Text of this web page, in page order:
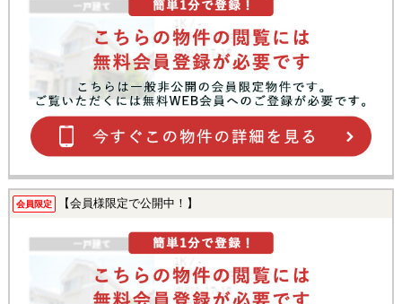
会員限定 【会員様限定で公開中！】